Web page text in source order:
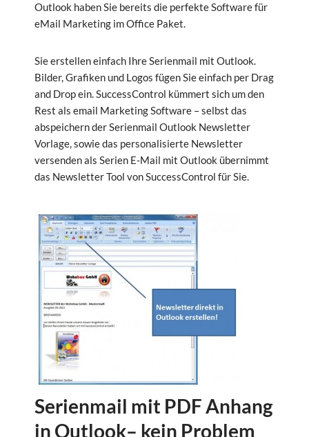
Outlook haben Sie bereits die perfekte Software für
eMail Marketing im Office Paket.
Sie erstellen einfach Ihre Serienmail mit Outlook.
Bilder, Grafiken und Logos fügen Sie einfach per Drag
and Drop ein. SuccessControl kümmert sich um den
Rest als email Marketing Software – selbst das
abspeichern der Serienmail Outlook Newsletter
Vorlage, sowie das personalisierte Newsletter
versenden als Serien E-Mail mit Outlook übernimmt
das Newsletter Tool von SuccessControl für Sie.
Serienmail mit PDF Anhang
in Outlook– kein Problem